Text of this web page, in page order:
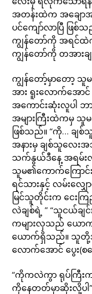
အတန်းထဲက အချော
ပင်ကျော်လာပြီ ဖ
ကျွန်တော်ကို အရင်
ကျွန်တော်ကို တအားခ
ကျွန်တော့်မှာတော့ သူ
အား ရူးလောက်အေ
အကောင်းဆုံးလူပ
အများကြီးထဲကမှ
ဖြစ်သည်။ “ကို… ချ
အနားမှ ချစ်သူလေ
သက်နွယ်ဒီနေ့ အရမ်းလှ
သူမ၏ကောက်ကြောင်
ရင်သားနှင့် လမ်းလျှ
မြင်သူတိုင်းက ငေး
လဲချစ်ရဲ့ ” “သူငယ်ချ
ကများလှသည် ယောက
ယောက်ရှိသည်။ သူတို့အ
လောက်အောင် ပွေး(စ
“ကိုကလဲကွာ ရုပ်ကြီ
ကိုနေတတ်မှာဆိုးလို့ပါ